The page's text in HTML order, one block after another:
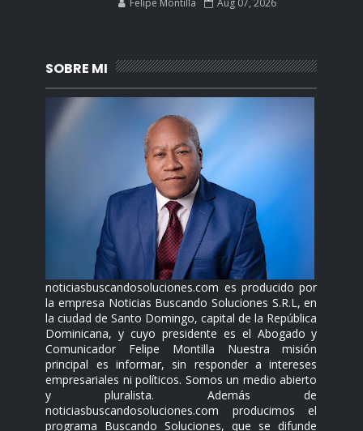
SOBRE MI
noticiasbuscandosoluciones.com es producido por
la empresa Noticias Buscando Soluciones S.R.L, en
la ciudad de Santo Domingo, capital de la República
Dominicana, y cuyo presidente es el Abogado y
Comunicador Felipe Montilla Nuestra misión
principal es informar, sin responder a intereses
empresariales ni políticos. Somos un medio abierto
y pluralista. Además de
noticiasbuscandosoluciones.com producimos el
programa Buscando Soluciones, que se difunde